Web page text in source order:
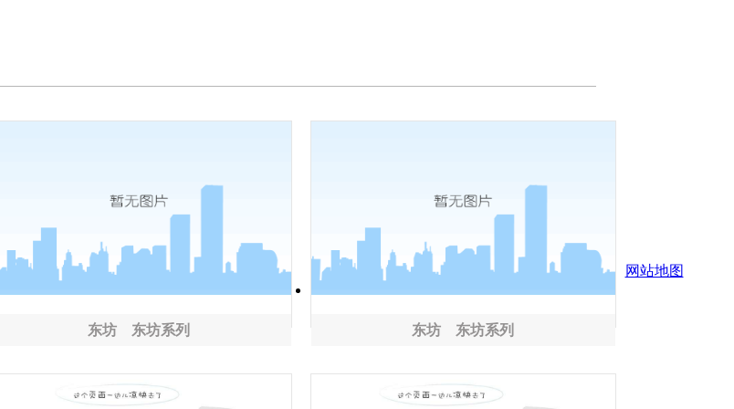
东坊 东坊系列 东坊 东坊系列
网站地图